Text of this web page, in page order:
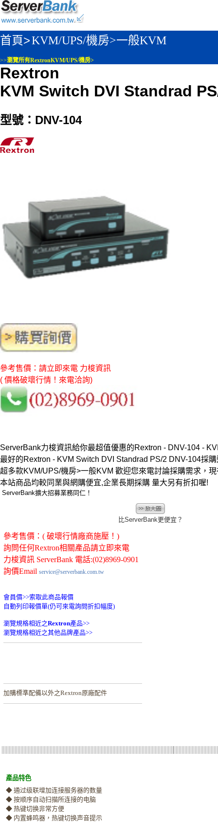
首頁>KVM/UPS/機房>一般KVM
>>瀏覽所有RextronKVM/UPS/機房>
Rextron
KVM Switch DVI Standrad
型號：DNV-104
參考售價：請立即來電 力梭資訊
( 價格破壞行情！來電洽詢)
ServerBank力梭資訊給你最超值優惠的Rextron - DNV-104 -
最好的Rextron - KVM Switch DVI Standrad PS/2 DNV-104採
超多款KVM/UPS/機房>一般KVM 歡迎您來電討論採購需求，
本站商品均較同業與網購便宜,企業長期採購 量大另有折扣喔!
ServerBank擴大招募業務同仁！
比ServerBank更便宜？
參考售價：( 破壞行情廠商施壓！)
詢問任何Rextron相關產品請立即來電
力梭資訊 ServerBank 電話:(02)8969-0901
詢價Email service@serverbank.com.tw
會員價>>索取此商品報價
自動列印報價單(仍可來電詢問折扣幅度)
瀏覽規格相近之Rextron產品>>
瀏覽規格相近之其他品牌產品>>
加購標準配備以外之Rextron原廠配件
產品特色
◆ 通过级联增加连接服务器的数量
◆ 按顺序自动扫描所连接的电脑
◆ 热键切换非常方便
◆ 内置蜂鸣器，热键切换声音提示